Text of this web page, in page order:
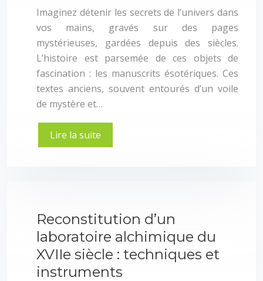
Imaginez détenir les secrets de l’univers dans
vos mains, gravés sur des pages
mystérieuses, gardées depuis des siècles.
L’histoire est parsemée de ces objets de
fascination : les manuscrits ésotériques. Ces
textes anciens, souvent entourés d’un voile
de mystère et…
Lire la suite
Reconstitution d’un
laboratoire alchimique du
XVIIe siècle : techniques et
instruments